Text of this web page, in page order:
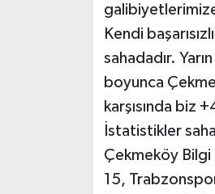
Kendi
sahadadır.
boyunca
karşısında biz
İstatistikler
Çekmeköy Bilgi
15,